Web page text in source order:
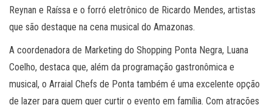
Reynan e Raíssa e o forró eletrônico de Ricardo Mendes, artistas
que são destaque na cena musical do Amazonas.
A coordenadora de Marketing do Shopping Ponta Negra, Luana
Coelho, destaca que, além da programação gastronômica e
musical, o Arraial Chefs de Ponta também é uma excelente opção
de lazer para quem quer curtir o evento em família. Com atrações